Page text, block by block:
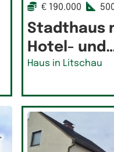
€ 190.000
Stadthaus
Hotel-
Haus in Litschau